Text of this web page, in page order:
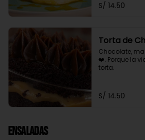
S/ 14.50
Torta de
Chocolate,
❤️. Porque la
torta.
S/ 14.50
Ensaladas